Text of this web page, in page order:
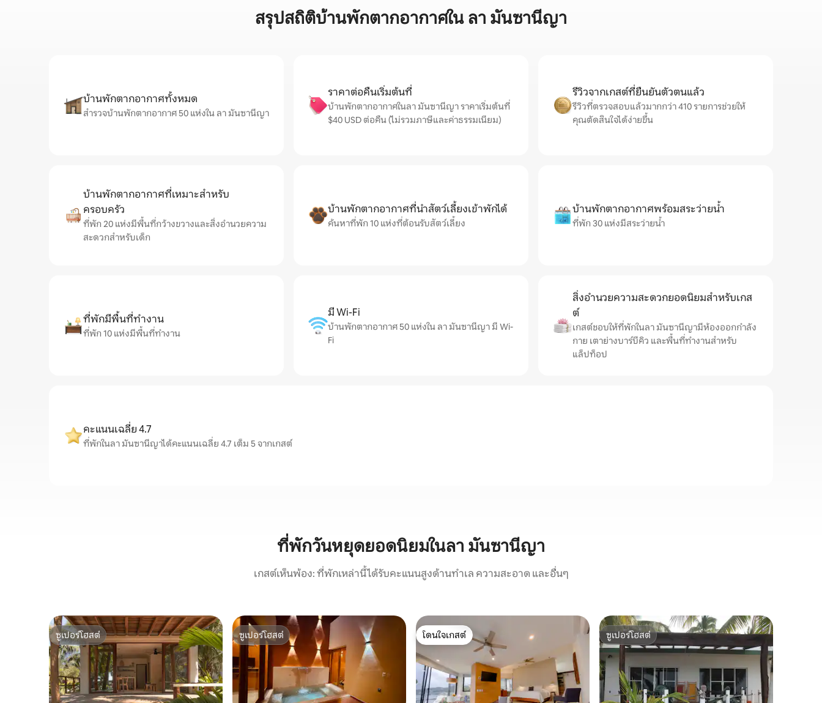
สรุปสถิติบ้านพักตากอากาศใน ลา มันซานีญา
บ้านพักตากอากาศทั้งหมด
สำรวจบ้านพักตากอากาศ 50 แห่งใน ลา มันซานีญา
ราคาต่อคืนเริ่มต้นที่
บ้านพักตากอากาศในลา มันซานีญา ราคาเริ่มต้นที่
$40 USD ต่อคืน (ไม่รวมภาษีและค่าธรรมเนียม)
รีวิวจากเกสต์ที่ยืนยันตัวตนแล้ว
รีวิวที่ตรวจสอบแล้วมากกว่า 410 รายการช่วยให้
คุณตัดสินใจได้ง่ายขึ้น
บ้านพักตากอากาศที่เหมาะสำหรับ
ครอบครัว
ที่พัก 20 แห่งมีพื้นที่กว้างขวางและสิ่งอำนวยความ
สะดวกสำหรับเด็ก
บ้านพักตากอากาศที่นำสัตว์เลี้ยงเข้าพักได้
ค้นหาที่พัก 10 แห่งที่ต้อนรับสัตว์เลี้ยง
บ้านพักตากอากาศพร้อมสระว่ายน้ำ
ที่พัก 30 แห่งมีสระว่ายน้ำ
ที่พักมีพื้นที่ทำงาน
ที่พัก 10 แห่งมีพื้นที่ทำงาน
มี Wi-Fi
บ้านพักตากอากาศ 50 แห่งใน ลา มันซานีญา มี Wi-
Fi
สิ่งอำนวยความสะดวกยอดนิยมสำหรับเกส
ต์
เกสต์ชอบให้ที่พักในลา มันซานีญามีห้องออกกำลัง
กาย เตาย่างบาร์บีคิว และพื้นที่ทำงานสำหรับ
แล็ปท็อป
คะแนนเฉลี่ย 4.7
ที่พักในลา มันซานีญาได้คะแนนเฉลี่ย 4.7 เต็ม 5 จากเกสต์
ที่พักวันหยุดยอดนิยมในลา มันซานีญา
เกสต์เห็นพ้อง: ที่พักเหล่านี้ได้รับคะแนนสูงด้านทำเล ความสะอาด และอื่นๆ
ซูเปอร์โฮสต์
ซูเปอร์โฮสต์
ซูเปอร์โฮสต์
ซูเปอร์โฮสต์
โดนใจเกสต์
โดนใจเกสต์
ซูเปอร์โฮสต์
ซูเปอร์โฮสต์